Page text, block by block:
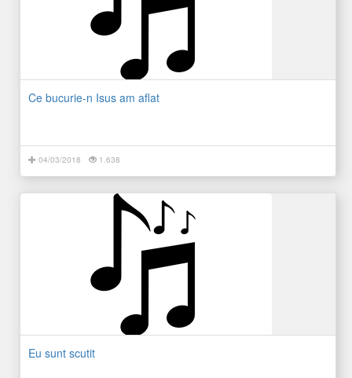
Ce bucurie-n Isus am aflat
04/03/2018 1.638
Eu sunt scutit